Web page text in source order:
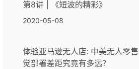
第8讲 | 《短波的精彩》
2020-05-08
体验亚马逊无人店: 中美无人零
觉部署差距究竟有多远？